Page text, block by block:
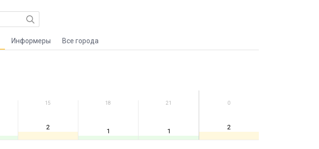
Информеры Все города
15
2
18
1
21
1
0
2